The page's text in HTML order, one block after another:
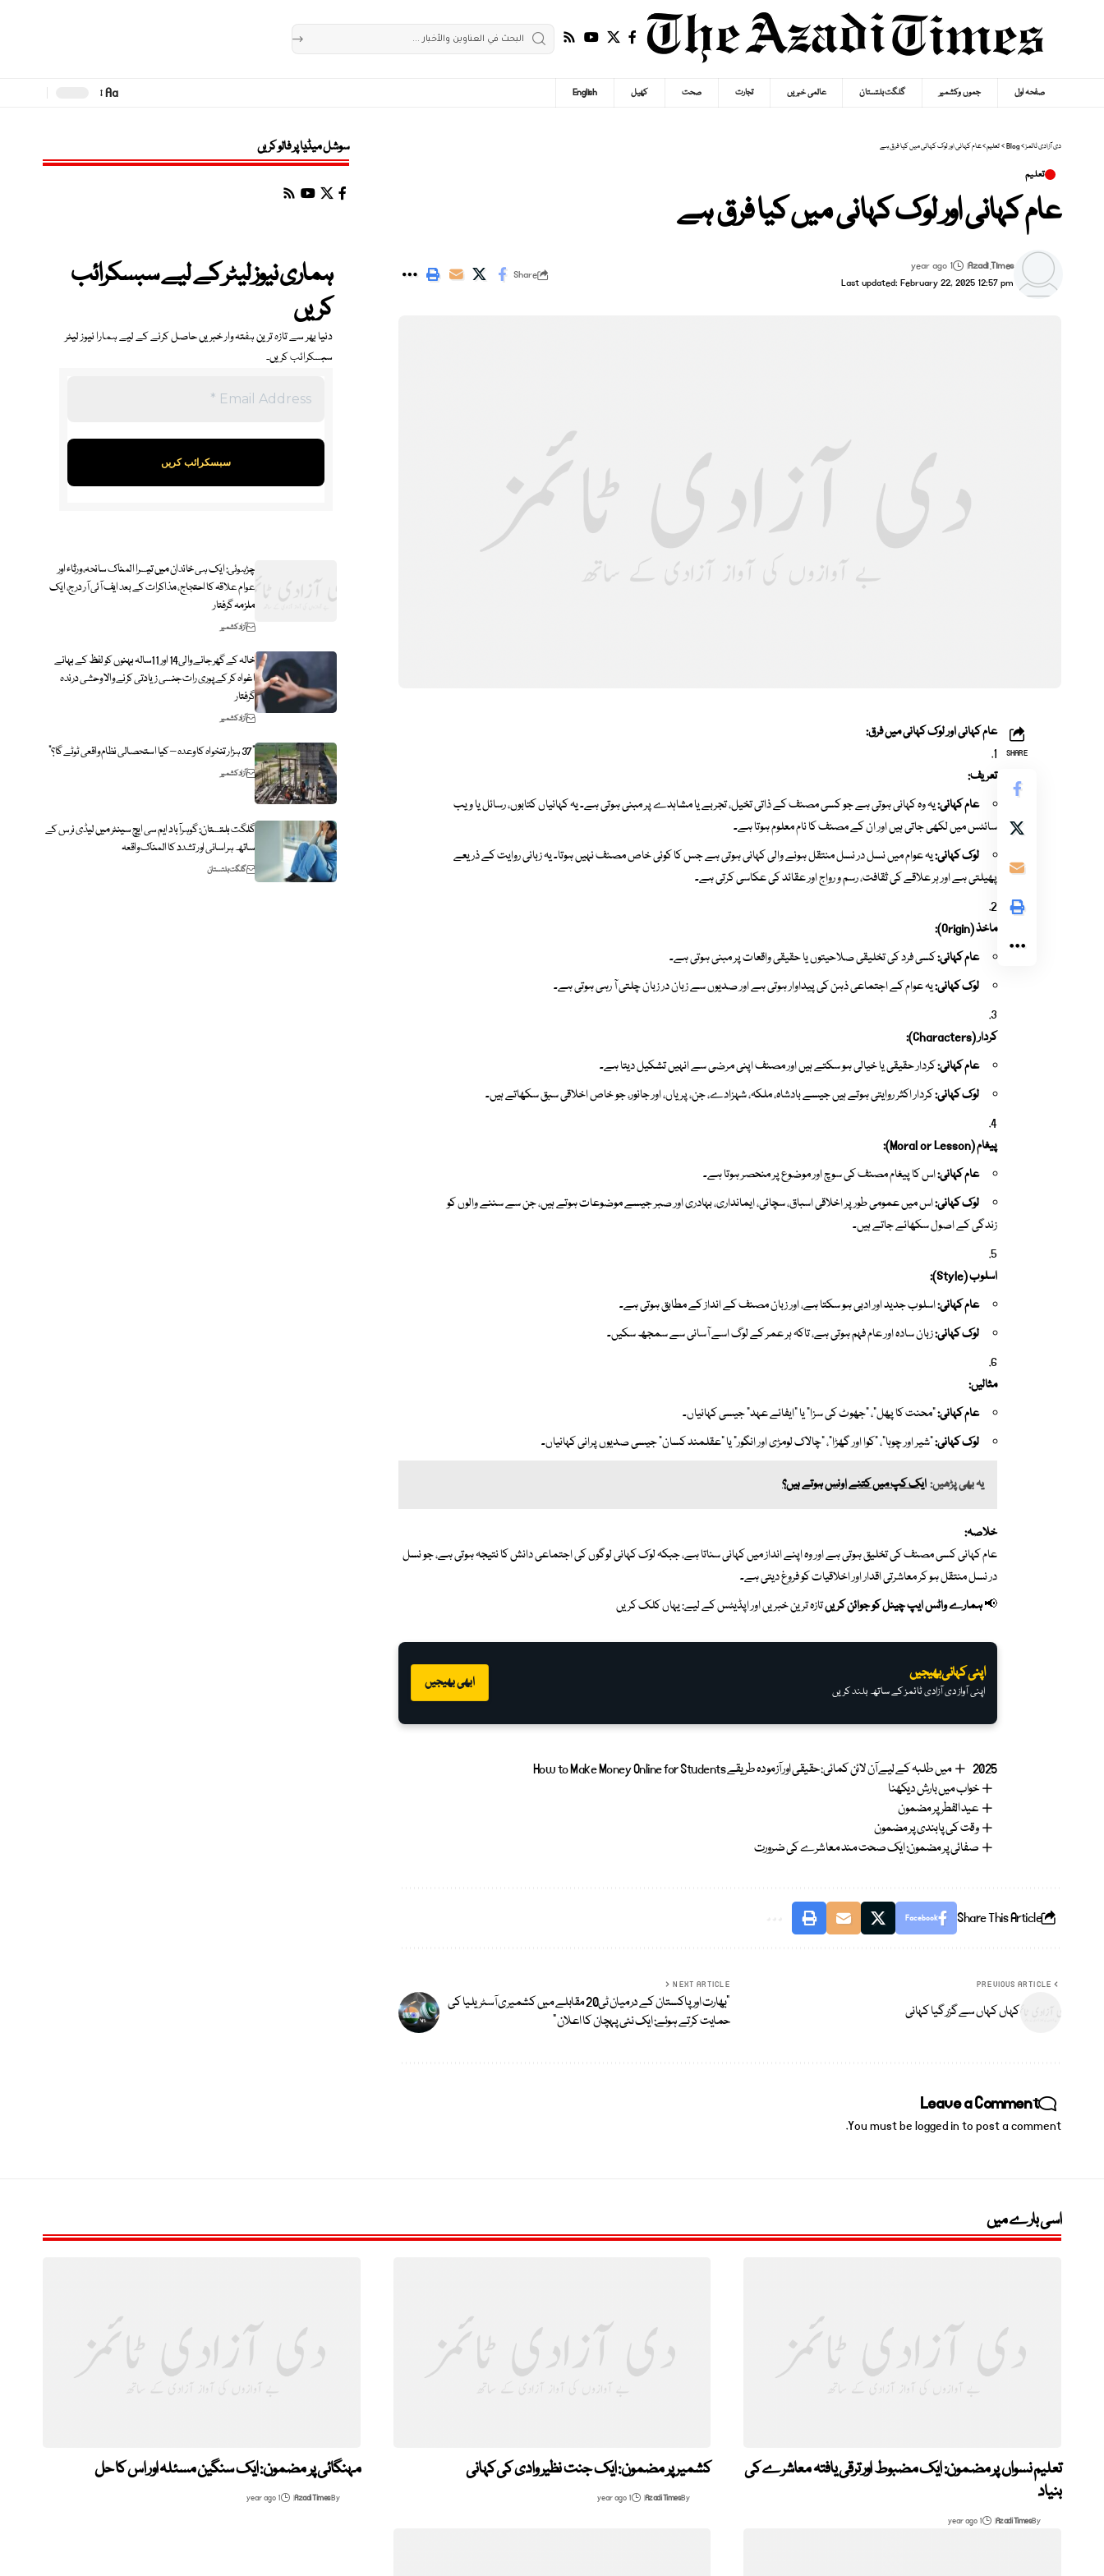
صفحہ اول جموں وکشمیر گلگت بلتستان عالمی خبریں تجارت صحت کھیل English
Font
Aa
دی آزادی ٹائمز>
Blog
>تعلیم>عام کہانی اور لوک کہانی میں کیا فرق ہے
تعلیم
عام کہانی اور لوک کہانی میں کیا فرق ہے
Last updated: February 22, 2025 12:57 pm
Azadi Times
1 year ago
Share
SHARE
عام کہانی اور لوک کہانی میں فرق:
تعریف:
عام کہانی:یہ وہ کہانی ہوتی ہے جو کسی مصنف کے ذاتی تخیل، تجربے یا مشاہدے پر مبنی ہوتی ہے۔ یہ کہانیاں کتابوں، رسائل یا ویب
سائٹس میں لکھی جاتی ہیں اور ان کے مصنف کا نام معلوم ہوتا ہے۔
لوک کہانی:یہ عوام میں نسل در نسل منتقل ہونے والی کہانی ہوتی ہے جس کا کوئی خاص مصنف نہیں ہوتا۔ یہ زبانی روایت کے ذریعے
پھیلتی ہے اور ہر علاقے کی ثقافت، رسم و رواج اور عقائد کی عکاسی کرتی ہے۔
ماخذ (Origin):
عام کہانی:کسی فرد کی تخلیقی صلاحیتوں یا حقیقی واقعات پر مبنی ہوتی ہے۔
لوک کہانی:یہ عوام کے اجتماعی ذہن کی پیداوار ہوتی ہے اور صدیوں سے زبان در زبان چلتی آ رہی ہوتی ہے۔
کردار (Characters):
عام کہانی:کردار حقیقی یا خیالی ہو سکتے ہیں اور مصنف اپنی مرضی سے انہیں تشکیل دیتا ہے۔
لوک کہانی:کردار اکثر روایتی ہوتے ہیں جیسے بادشاہ، ملکہ، شہزادے، جن، پریاں، اور جانور، جو خاص اخلاقی سبق سکھاتے ہیں۔
پیغام (Moral or Lesson):
عام کہانی:اس کا پیغام مصنف کی سوچ اور موضوع پر منحصر ہوتا ہے۔
لوک کہانی:اس میں عمومی طور پر اخلاقی اسباق، سچائی، ایمانداری، بہادری اور صبر جیسے موضوعات ہوتے ہیں، جن سے سننے والوں کو
زندگی کے اصول سکھائے جاتے ہیں۔
اسلوب (Style):
عام کہانی:اسلوب جدید اور ادبی ہو سکتا ہے، اور زبان مصنف کے انداز کے مطابق ہوتی ہے۔
لوک کہانی:زبان سادہ اور عام فہم ہوتی ہے، تاکہ ہر عمر کے لوگ اسے آسانی سے سمجھ سکیں۔
مثالیں:
عام کہانی:“محنت کا پھل”، “جھوٹ کی سزا” یا “ایفائے عہد” جیسی کہانیاں۔
لوک کہانی:“شیر اور چوہا”، “کوا اور گھڑا”، “چالاک لومڑی اور انگور” یا “عقلمند کسان” جیسی صدیوں پرانی کہانیاں۔
یہ بھی پڑھیں:ایک کپ میں کتنے اونس ہوتے ہیں؟
خلاصہ:
عام کہانی کسی مصنف کی تخلیق ہوتی ہے اور وہ اپنے انداز میں کہانی سناتا ہے، جبکہ لوک کہانی لوگوں کی اجتماعی دانش کا نتیجہ ہوتی ہے، جو نسل
در نسل منتقل ہو کر معاشرتی اقدار اور اخلاقیات کو فروغ دیتی ہے۔
📢ہمارے واٹس ایپ چینل کو جوائن کریںتازہ ترین خبریں اور اپڈیٹس کے لیے:یہاں کلک کریں
اپنی کہانی بھیجیں
اپنی آواز دی آزادی ٹائمز کے ساتھ بلند کریں
ابھی بھیجیں
2025 میں طلبہ کے لیے آن لائن کمائی: حقیقی اور آزمودہ طریقے How to Make Money Online for Students
خواب میں بارش دیکھنا
عید الفطر پر مضمون
وقت کی پابندی پر مضمون
صفائی پر مضمون: ایک صحت مند معاشرے کی ضرورت
Share This Article
Facebook
PREVIOUS ARTICLE
کہاں کہاں سے گزر گیا کہانی
NEXT ARTICLE
“بھارت اور پاکستان کے درمیان ٹی20 مقابلے میں کشمیری آسٹریلیا کی
حمایت کرتے ہوئے: ایک نئی پہچان کا اعلان”
Leave a Comment
You must belogged into post a comment.
سوشل میڈیا پر فالو کریں
ہماری نیوز لیٹر کے لیے سبسکرائب
کریں
دنیا بھر سے تازہ ترین ہفتہ وار خبریں حاصل کرنے کے لیے ہمارا نیوز لیٹر
سبسکرائب کریں۔
چڑہوئی: ایک ہی خاندان میں تیسرا المناک سانحہ، ورثاء اور
عوام علاقہ کا احتجاج، مذاکرات کے بعد ایف آئی آر درج، ایک
ملزمہ گرفتار
آزاد کشمیر
خالہ کے گھر جانے والی14 اور 11سالہ بہنوں کو لفظ کے بہانے
اغواہ کر کے پوری رات جنسی زیادتی کرنے والا وحشی درندہ
گرفتار
آزاد کشمیر
“37 ہزار تنخواہ کا وعدہ – کیا استحصالی نظام واقعی ٹوٹے گا؟”
آزاد کشمیر
گلگت بلتستان: گوہرآباد ایم سی ایچ سینٹر میں لیڈی نرس کے
ساتھ ہراسانی اور تشدد کا المناک واقعہ
گلگت بلتستان
اسی بارے میں
تعلیم نسواں پر مضمون: ایک مضبوط اور ترقی یافتہ معاشرے کی
بنیاد
By
Azadi Times
1 year ago
کشمیر پر مضمون: ایک جنت نظیر وادی کی کہانی
By
Azadi Times
1 year ago
مہنگائی پر مضمون: ایک سنگین مسئلہ اور اس کا حل
By
Azadi Times
1 year ago